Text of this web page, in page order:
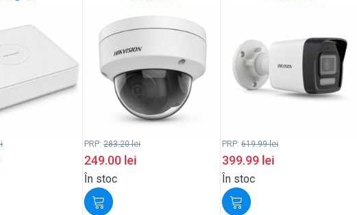
PRP: 283.20lei
249.00 lei
În stoc
PRP: 619.99lei
399.99 lei
În stoc